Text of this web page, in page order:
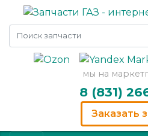
мы на
8 (831)
Заказать